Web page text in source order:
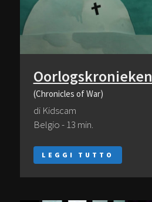
Oorlogskronieken
(Chronicles of War)
di Kidscam
Belgio - 13 min.
LEGGI TUTTO